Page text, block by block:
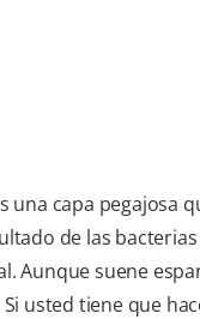
una capa pegajosa
de las
Aunque suene
usted tiene que